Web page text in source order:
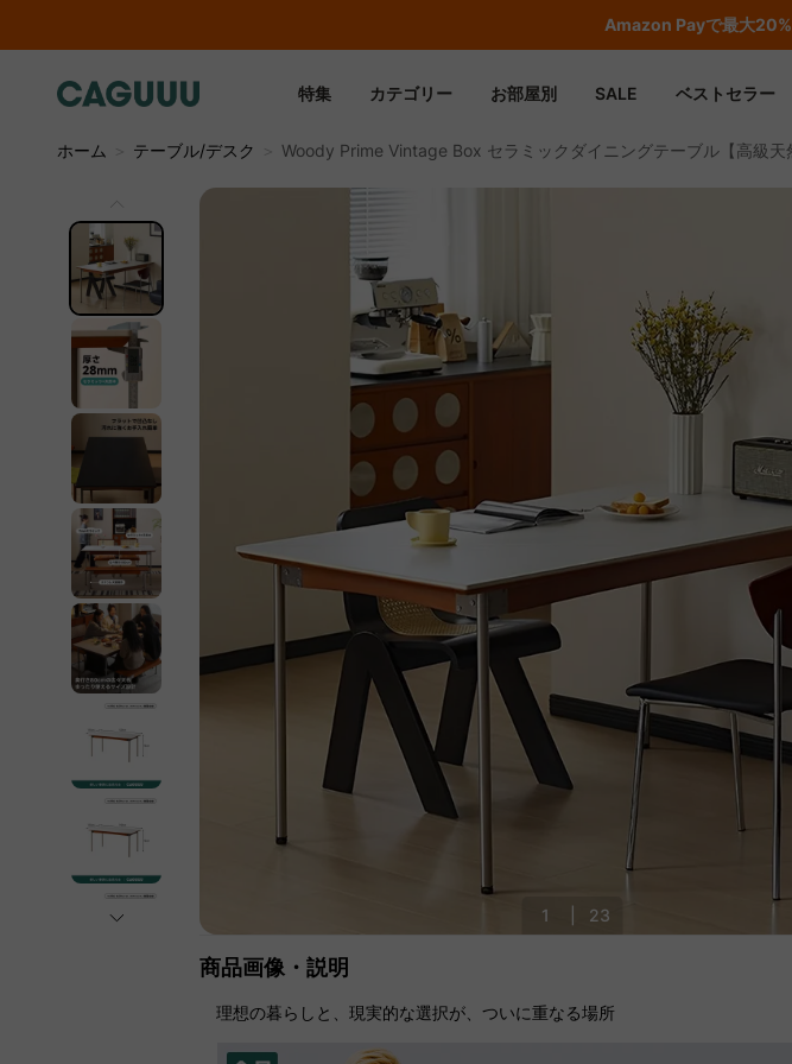
Amazon Payで最大
特集 カテゴリー お部屋別 SALE ベストセラー
ホーム
テーブル/デスク Woody Prime Vintage Box セラミックダイニングテーブル【高級天
1 23
商品画像・説明
理想の暮らしと、現実的な選択が、ついに重なる場所